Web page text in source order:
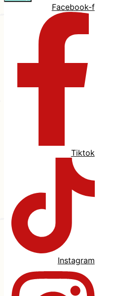
Facebook-f
Tiktok
Instagram